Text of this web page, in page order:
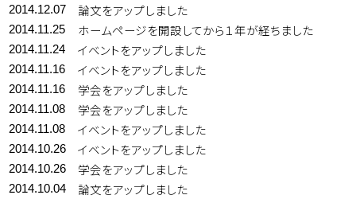
2014.12.07 論文をアップしました
2014.11.25 ホームページを開設してから１年が経ちました
2014.11.24 イベントをアップしました
2014.11.16 イベントをアップしました
2014.11.16 学会をアップしました
2014.11.08 学会をアップしました
2014.11.08 イベントをアップしました
2014.10.26 イベントをアップしました
2014.10.26 学会をアップしました
2014.10.04 論文をアップしました